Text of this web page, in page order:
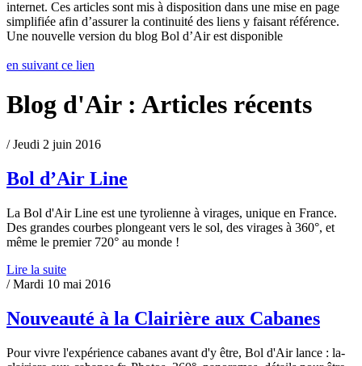
internet. Ces articles sont mis à disposition dans une mise en page
simplifiée afin d’assurer la continuité des liens y faisant référence.
Une nouvelle version du blog Bol d’Air est disponible
en suivant ce lien
Blog d'Air : Articles récents
/ Jeudi 2 juin 2016
Bol d’Air Line
La Bol d'Air Line est une tyrolienne à virages, unique en France.
Des grandes courbes plongeant vers le sol, des virages à 360°, et
même le premier 720° au monde !
Lire la suite
/ Mardi 10 mai 2016
Nouveauté à la Clairière aux Cabanes
Pour vivre l'expérience cabanes avant d'y être, Bol d'Air lance : la-